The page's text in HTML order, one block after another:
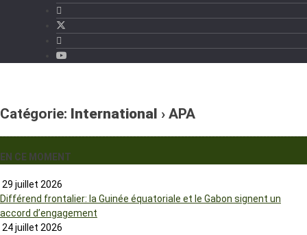
Catégorie: International › APA
EN CE MOMENT
29 juillet 2026
Différend frontalier: la Guinée équatoriale et le Gabon signent un
accord d’engagement
24 juillet 2026